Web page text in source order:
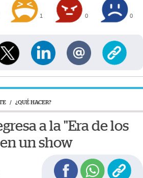
1 0 0
/ ¿QUÉ HACER?
a la "Era de los
un show